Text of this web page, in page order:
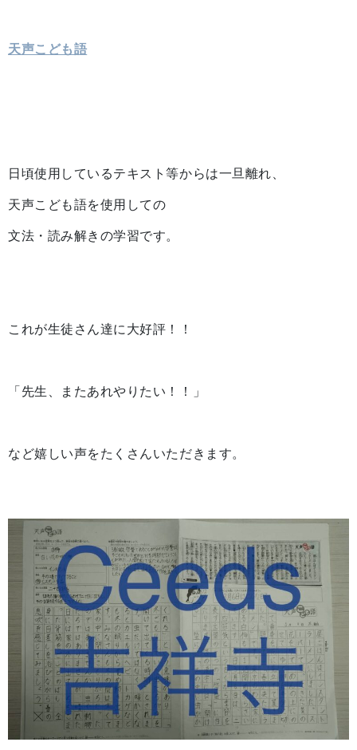
天声こども語
日頃使用しているテキスト等からは一旦離れ、
天声こども語を使用しての
文法・読み解きの学習です。
これが生徒さん達に大好評！！
「先生、またあれやりたい！！」
など嬉しい声をたくさんいただきます。